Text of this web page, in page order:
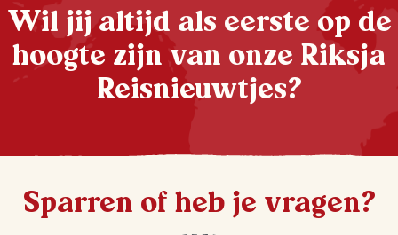
Wil jij altijd als eerste op de
hoogte zijn van onze Riksja
Reisnieuwtjes?
Sparren of heb je vragen?